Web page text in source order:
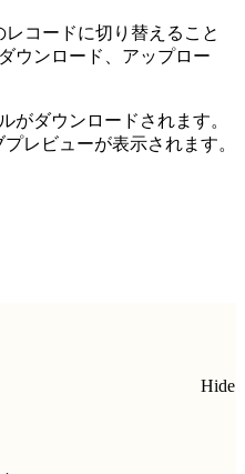
コードに切り替えること
ウンロード、アップロー
がダウンロードされます。
レビューが表示されます。
Hide